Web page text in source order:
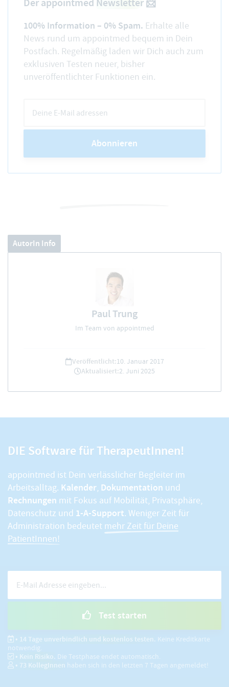
100% Information – 0% Spam. Erhalte alle
News rund um appointmed bequem in Dein
Postfach. Regelmäßig laden wir Dich auch zum
exklusiven Testen neuer, bisher
unveröffentlichter Funktionen ein.
Abonnieren
AutorIn Info
Paul Trung
Im Team von appointmed
Veröffentlicht:10. Januar 2017
Aktualisiert:2. Juni 2025
DIE Software für TherapeutInnen!
appointmed ist Dein verlässlicher Begleiter im
Arbeitsalltag. Kalender, Dokumentation und
Rechnungen mit Fokus auf Mobilität, Privatsphäre,
Datenschutz und 1-A-Support. Weniger Zeit für
Administration bedeutet mehr Zeit für Deine
PatientInnen!
Test starten
• 14 Tage unverbindlich und kostenlos testen. Keine Kreditkarte
notwendig.
• Kein Risiko. Die Testphase endet automatisch.
• 73 KollegInnen haben sich in den letzten 7 Tagen angemeldet!